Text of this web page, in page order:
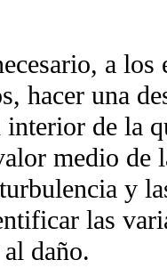
a
hacer una
interior de la
medio
y
las
daño.